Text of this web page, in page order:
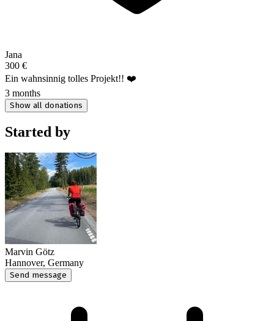
Jana
300 €
Ein wahnsinnig tolles Projekt!! ❤️
3 months
Show all donations
Started by
Marvin Götz
Hannover, Germany
Send message